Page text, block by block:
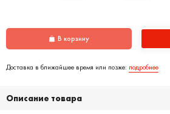
В корзину
Доставка в ближайшее время или позже: подробнее
Описание товара